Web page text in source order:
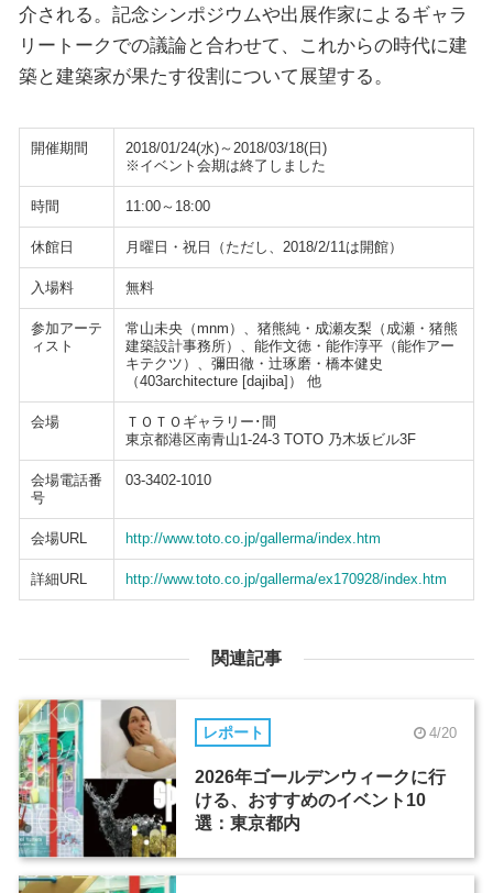
介される。記念シンポジウムや出展作家によるギャラ
リートークでの議論と合わせて、これからの時代に建
築と建築家が果たす役割について展望する。
開催期間
2018/01/24(水)～2018/03/18(日)
※イベント会期は終了しました
時間 11:00～18:00
休館日 月曜日・祝日（ただし、2018/2/11は開館）
入場料 無料
参加アーテ
ィスト
常山未央（mnm）、猪熊純・成瀬友梨（成瀬・猪熊
建築設計事務所）、能作文徳・能作淳平（能作アー
キテクツ）、彌田徹・辻琢磨・橋本健史
（403architecture [dajiba]） 他
会場
ＴＯＴＯギャラリー･間
東京都港区南青山1-24-3 TOTO 乃木坂ビル3F
会場電話番
号
03-3402-1010
会場URL http://www.toto.co.jp/gallerma/index.htm
詳細URL http://www.toto.co.jp/gallerma/ex170928/index.htm
関連記事
レポート 4/20
2026年ゴールデンウィークに行
ける、おすすめのイベント10
選：東京都内